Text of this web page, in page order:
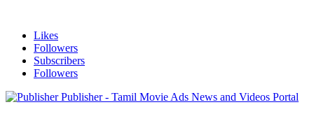
Likes
Followers
Subscribers
Followers
Publisher - Tamil Movie Ads News and Videos Portal